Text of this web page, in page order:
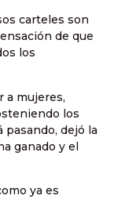
carteles son
de que
los
a mujeres,
los
dejó la
ganado y el
ya es